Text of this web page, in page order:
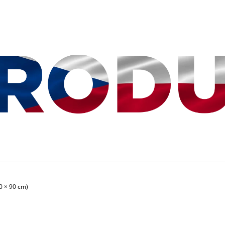
× 90 cm)
CO POTŘEBUJETE NAJÍT?
HLEDAT